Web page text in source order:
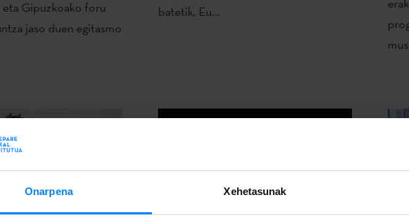
Onarpena Xehetasunak
eta Gipuzkoako foru
jaso duen egitasmo
batetik, Eu...